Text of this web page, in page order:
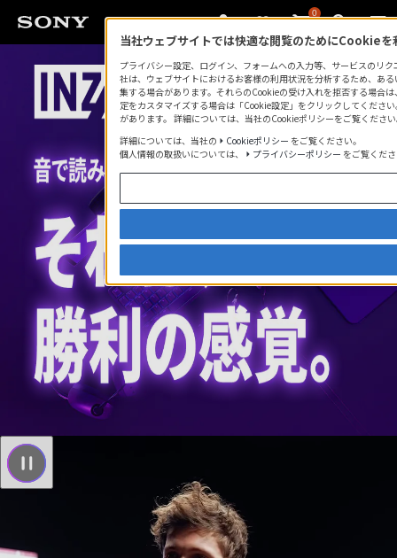
0
INZONE 音で読み、視
当社ウェブサイトでは快適な閲覧のためにCookieを
プライバシー設定、ログイン、フォームへの入力等、サービスのリ
社は、ウェブサイトにおけるお客様の利用状況を分析するため、あ
集する場合があります。それらのCookieの受け入れを拒否する場合
定をカスタマイズする場合は「Cookie設定」をクリックしてくださ
があります。 詳細については、当社のCookieポリシーをご覧くださ
詳細については、当社の
Cookieポリシー をご覧ください。
個人情報の取扱いについては、
プライバシーポリシー をご覧くだ